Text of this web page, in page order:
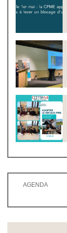
AGENDA